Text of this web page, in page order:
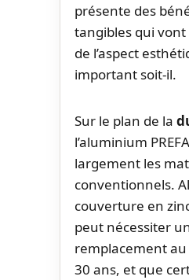
présente des
tangibles qui
de l’aspect
important soit-il.
Sur le plan de la
l’aluminium
largement les
conventionnels.
couverture en
peut nécessiter
remplacement
30 ans, et que